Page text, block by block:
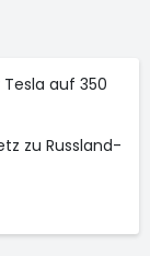
Tesla auf 350
zu Russland-